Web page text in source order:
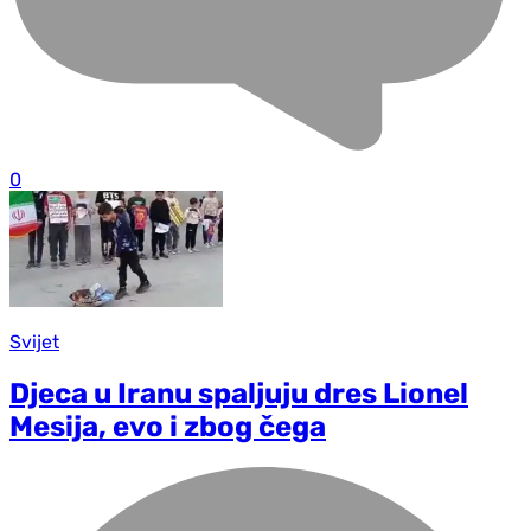
0
Svijet
Djeca u Iranu spaljuju dres Lionel
Mesija, evo i zbog čega